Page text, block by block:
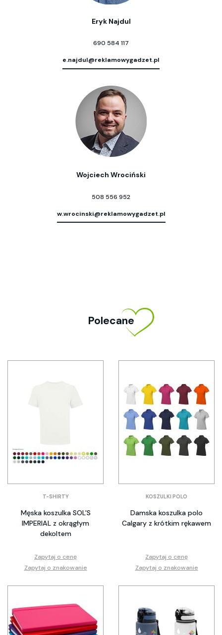
Eryk Najdul
690 584 117
e.najdul@reklamowygadzet.pl
Wojciech Wrociński
508 556 952
w.wrocinski@reklamowygadzet.pl
Polecane
T-SHIRTY
Męska koszulka SOL'S
IMPERIAL z okrągłym
dekoltem
Zapytaj o cenę
Zapytaj o znakowanie
KOSZULKI POLO
Damska koszulka polo
Calgary z krótkim rękawem
Zapytaj o cenę
Zapytaj o znakowanie